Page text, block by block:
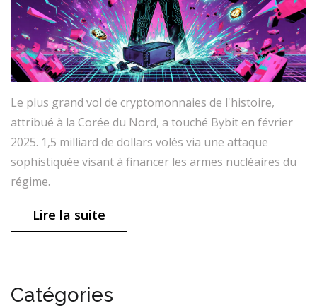
Le plus grand vol de cryptomonnaies de l'histoire,
attribué à la Corée du Nord, a touché Bybit en février
2025. 1,5 milliard de dollars volés via une attaque
sophistiquée visant à financer les armes nucléaires du
régime.
Lire la suite
Catégories